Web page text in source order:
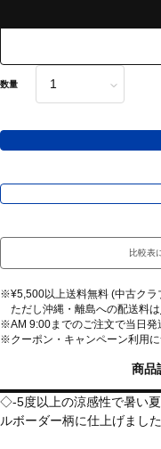
数量
比較表
※¥5,500以上送料無料 (中古クラ
ただし沖縄・離島への配送料は
※AM 9:00までのご注文で当日
※クーポン・キャンペーン利用
商品
◇-5度以上の涼感性で暑い
ルボーダー柄に仕上げました